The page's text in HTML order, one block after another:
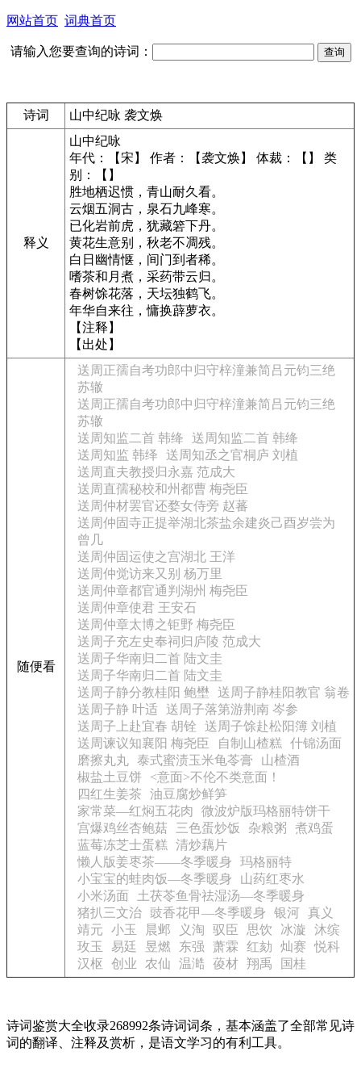
网站首页 词典首页
请输入您要查询的诗词：
诗词 山中纪咏 袭文焕
释义
山中纪咏
年代：【宋】 作者：【袭文焕】 体裁：【】 类
别：【】
胜地栖迟惯，青山耐久看。
云烟五洞古，泉石九峰寒。
已化岩前虎，犹藏箬下丹。
黄花生意别，秋老不凋残。
白日幽情惬，间门到者稀。
嗜茶和月煮，采药带云归。
春树馀花落，天坛独鹤飞。
年华自来往，慵换薜萝衣。
【注释】
【出处】
随便看
送周正孺自考功郎中归守梓潼兼简吕元钧三绝
苏辙
送周正孺自考功郎中归守梓潼兼简吕元钧三绝
苏辙
送周知监二首 韩绛
送周知监二首 韩绛
送周知监 韩绎
送周知丞之官桐庐 刘植
送周直夫教授归永嘉 范成大
送周直孺秘校和州都曹 梅尧臣
送周仲材罢官还婺女侍旁 赵蕃
送周仲固寺正提举湖北茶盐余建炎己酉岁尝为
曾几
送周仲固运使之宫湖北 王洋
送周仲觉访来又别 杨万里
送周仲章都官通判湖州 梅尧臣
送周仲章使君 王安石
送周仲章太博之钜野 梅尧臣
送周子充左史奉祠归庐陵 范成大
送周子华南归二首 陆文圭
送周子华南归二首 陆文圭
送周子静分教桂阳 鲍壄
送周子静桂阳教官 翁卷
送周子静 叶适
送周子落第游荆南 岑参
送周子上赴宜春 胡铨
送周子馀赴松阳簿 刘植
送周谏议知襄阳 梅尧臣
自制山楂糕
什锦汤面
磨擦丸丸 泰式蜜渍玉米龟苓膏
山楂酒
椒盐土豆饼
<意面>不伦不类意面！
四红生姜茶
油豆腐炒鲜笋
家常菜—红焖五花肉
微波炉版玛格丽特饼干
宫爆鸡丝杏鲍菇
三色蛋炒饭 杂粮粥
煮鸡蛋
蓝莓冻芝士蛋糕
清炒藕片
懒人版姜枣茶——冬季暖身
玛格丽特
小宝宝的蛙肉饭—冬季暖身
山药红枣水
小米汤面
土茯苓鱼骨祛湿汤—冬季暖身
猪扒三文治 豉香花甲—冬季暖身 银河 真义
靖元
小玉 晨邺 义淘 驭臣 思饮 冰漩
沐缤
玫玉
易廷 昱燃 东强 萧霖 红劾 灿赛
悦科
汉枢
创业 农仙 温澔 葰材 翔禹 国桂
诗词鉴赏大全收录268992条诗词词条，基本涵盖了全部常见诗
词的翻译、注释及赏析，是语文学习的有利工具。